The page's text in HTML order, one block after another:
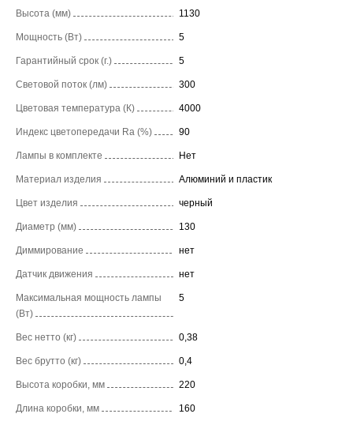
Высота (мм) 1130
Мощность (Вт) 5
Гарантийный срок (г.) 5
Световой поток (лм) 300
Цветовая температура (К) 4000
Индекс цветопередачи Ra (%) 90
Лампы в комплекте Нет
Материал изделия Алюминий и пластик
Цвет изделия черный
Диаметр (мм) 130
Диммирование нет
Датчик движения нет
Максимальная мощность лампы
(Вт)
5
Вес нетто (кг) 0,38
Вес брутто (кг) 0,4
Высота коробки, мм 220
Длина коробки, мм 160